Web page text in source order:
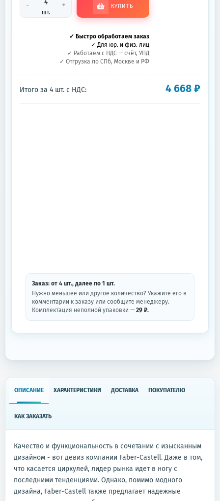
-
шт.
+ КУПИТЬ
✓ Быстро обработаем заказ
✓ Для юр. и физ. лиц
✓ Работаем с НДС — счёт, УПД
✓ Отгрузка по СПб, Москве и РФ
Итого за 4 шт. с НДС: 4 668₽
Заказ: от 4 шт., далее по 1 шт.
Нужно меньшее или другое количество? Укажите его в
комментарии к заказу или сообщите менеджеру.
Комплектация неполной упаковки — 29 ₽.
ОПИСАНИЕ ХАРАКТЕРИСТИКИ ДОСТАВКА ПОКУПАТЕЛЮ
КАК ЗАКАЗАТЬ
Качество и функциональность в сочетании с изысканным
дизайном - вот девиз компании Faber-Castell. Даже в том,
что касается циркулей, лидер рынка идет в ногу с
последними тенденциями. Однако, помимо модного
дизайна, Faber-Castell также предлагает надежные